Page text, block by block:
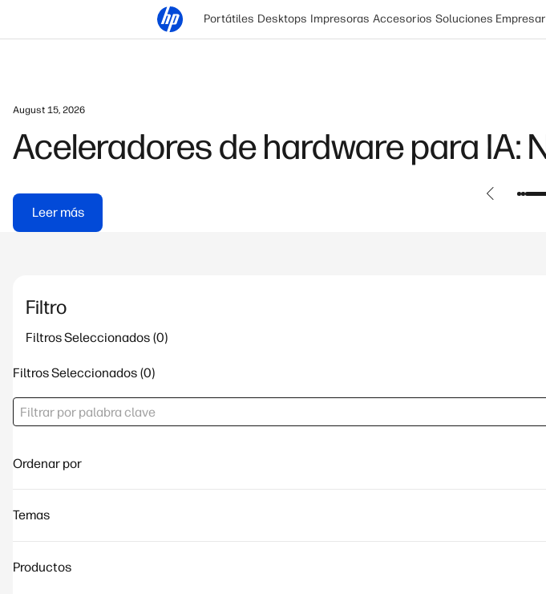
Portátiles Desktops Impresoras Accesorios Soluciones
August 15, 2026
Aceleradores de hardware para IA:
Leer más
Filtro
Filtros Seleccionados
Filtros Seleccionados
Ordenar por
Temas
Productos